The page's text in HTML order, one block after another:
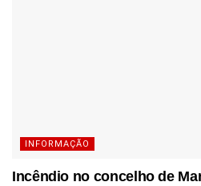
INFORMAÇÃO
Incêndio no concelho de